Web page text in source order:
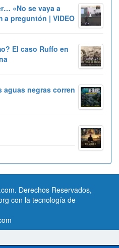
«No se vaya a
a preguntón | VIDEO
El caso Ruffo en
aguas negras corren
Derechos Reservados,
con la tecnología de